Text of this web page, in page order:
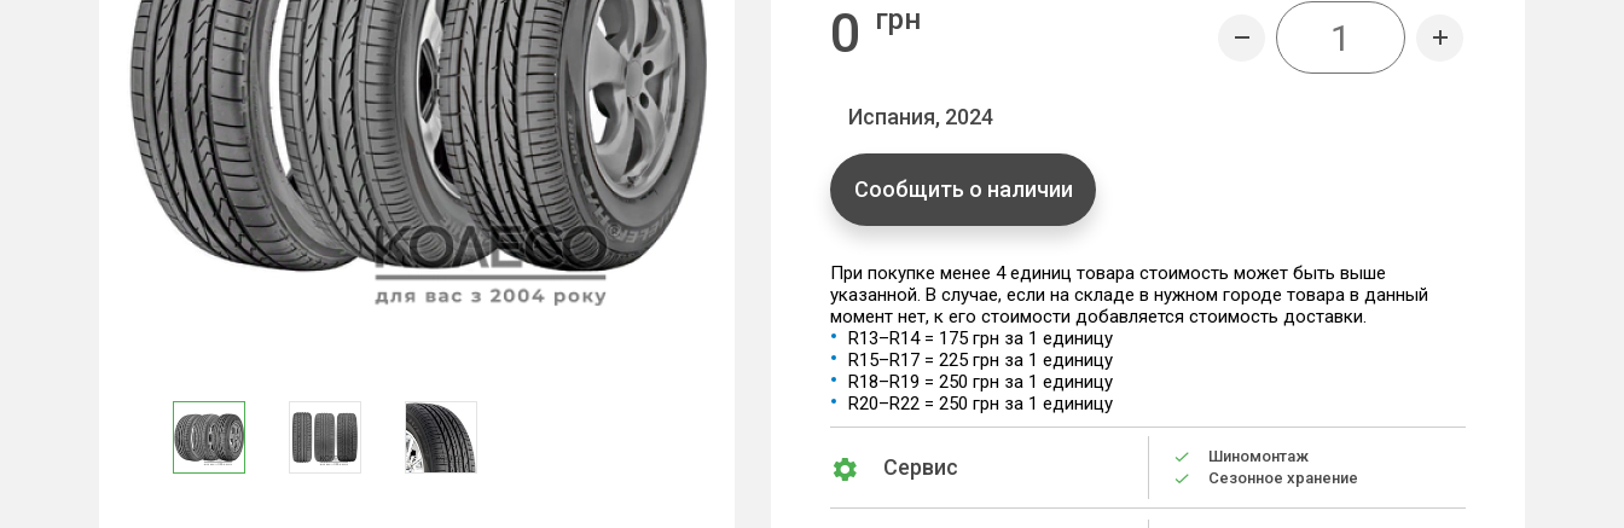
0 грн
Испания, 2024
Сообщить о наличии
При покупке менее 4 единиц товара стоимость может быть выше
указанной. В случае, если на складе в нужном городе товара в данный
момент нет, к его стоимости добавляется стоимость доставки.
R13–R14 = 175 грн за 1 единицу
R15–R17 = 225 грн за 1 единицу
R18–R19 = 250 грн за 1 единицу
R20–R22 = 250 грн за 1 единицу
Сервис
Шиномонтаж
Сезонное хранение